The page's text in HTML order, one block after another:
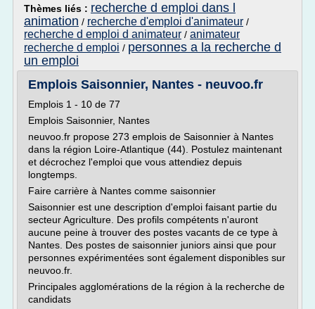
Thèmes liés : recherche d emploi dans l
animation / recherche d'emploi d'animateur /
recherche d emploi d animateur / animateur
recherche d emploi / personnes a la recherche d
un emploi
Emplois Saisonnier, Nantes - neuvoo.fr
Emplois 1 - 10 de 77
Emplois Saisonnier, Nantes
neuvoo.fr propose 273 emplois de Saisonnier à Nantes
dans la région Loire-Atlantique (44). Postulez maintenant
et décrochez l'emploi que vous attendiez depuis
longtemps.
Faire carrière à Nantes comme saisonnier
Saisonnier est une description d'emploi faisant partie du
secteur Agriculture. Des profils compétents n'auront
aucune peine à trouver des postes vacants de ce type à
Nantes. Des postes de saisonnier juniors ainsi que pour
personnes expérimentées sont également disponibles sur
neuvoo.fr.
Principales agglomérations de la région à la recherche de
candidats